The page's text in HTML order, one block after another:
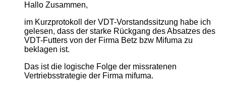
Hallo Zusammen,
​im Kurzprotokoll der VDT-Vorstandssitzung habe ich
gelesen, dass der starke Rückgang des Absatzes des
VDT-Futters von der Firma Betz bzw Mifuma zu
beklagen ist.
​Das ist die logische Folge der missratenen
Vertriebsstrategie der Firma mifuma.